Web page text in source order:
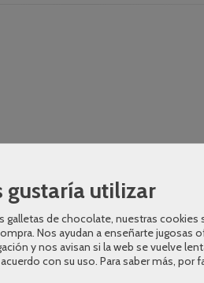
gustaría utilizar
galletas de chocolate, nuestras
Nos ayudan a enseñarte jugosas
y nos avisan si la web se vuelve
con su uso. Para saber más, por